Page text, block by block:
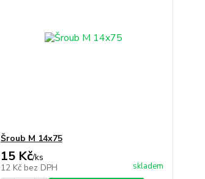
Šroub M 14x75
15 Kč/ks
12 Kč bez DPH skladem